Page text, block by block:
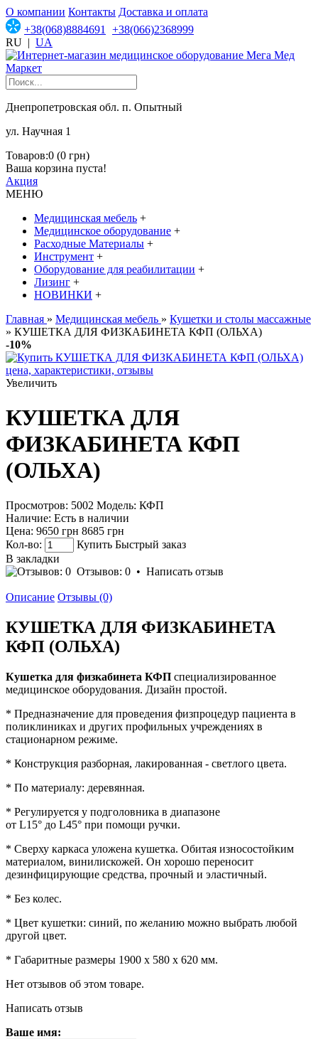
О компании Контакты Доставка и оплата
+38(068)8884691
+38(066)2368999
RU | UA
Днепропетровская обл. п. Опытный
ул. Научная 1
Товаров:0 (0 грн)
Ваша корзина пуста!
Акция
МЕНЮ
Медицинская мебель +
Медицинское оборудование +
Расходные Материалы +
Инструмент +
Оборудование для реабилитации +
Лизинг +
НОВИНКИ +
Главная » Медицинская мебель » Кушетки и столы массажные
» КУШЕТКА ДЛЯ ФИЗКАБИНЕТА КФП (ОЛЬХА)
-10%
Увеличить
КУШЕТКА ДЛЯ
ФИЗКАБИНЕТА КФП
(ОЛЬХА)
Просмотров: 5002 Модель: КФП
Наличие: Есть в наличии
Цена: 9650 грн 8685 грн
Кол-во:
Купить Быстрый заказ
В закладки
Отзывов: 0 • Написать отзыв
Описание Отзывы (0)
КУШЕТКА ДЛЯ ФИЗКАБИНЕТА
КФП (ОЛЬХА)
Кушетка для физкабинета КФП специализированное
медицинское оборудования. Дизайн простой.
* Предназначение для проведения физпроцедур пациента в
поликлиниках и других профильных учреждениях в
стационарном режиме.
* Конструкция разборная, лакированная - светлого цвета.
* По материалу: деревянная.
* Регулируется у подголовника в диапазоне
от L15° до L45° при помощи ручки.
* Сверху каркаса уложена кушетка. Обитая износостойким
материалом, винилискожей. Он хорошо переносит
дезинфицирующие средства, прочный и эластичный.
* Без колес.
* Цвет кушетки: синий, по желанию можно выбрать любой
другой цвет.
* Габаритные размеры 1900 х 580 х 620 мм.
Нет отзывов об этом товаре.
Написать отзыв
Ваше имя: